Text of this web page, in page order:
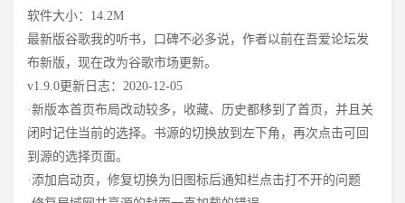
软件大小：14.2M
最新版谷歌我的听书，口碑不必多说，作者以前在吾爱论坛发
布新版，现在改为谷歌市场更新。
v1.9.0更新日志：2020-12-05
·新版本首页布局改动较多，收藏、历史都移到了首页，并且关
闭时记住当前的选择。书源的切换放到左下角，再次点击可回
到源的选择页面。
·添加启动页，修复切换为旧图标后通知栏点击打不开的问题